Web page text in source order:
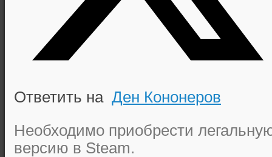
Ответить на Ден Кононеров
Необходимо приобрести
версию в Steam.